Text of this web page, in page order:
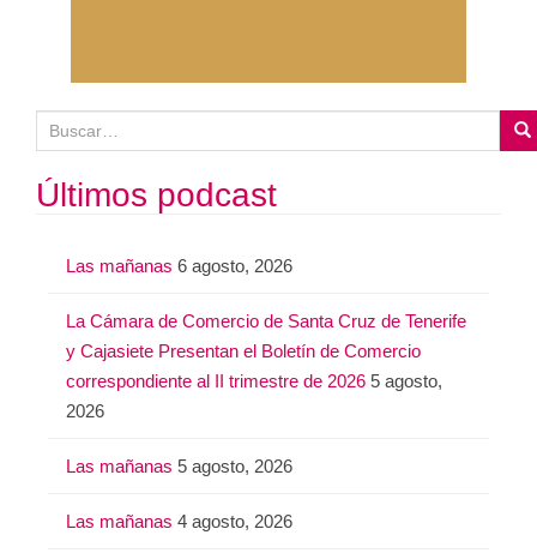
u
sÚltimos podcast
Las mañanas 6 agosto, 2026
La Cámara de Comercio de Santa Cruz de Tenerife
y Cajasiete Presentan el Boletín de Comercio
correspondiente al II trimestre de 2026 5 agosto,
2026
Las mañanas 5 agosto, 2026
Las mañanas 4 agosto, 2026